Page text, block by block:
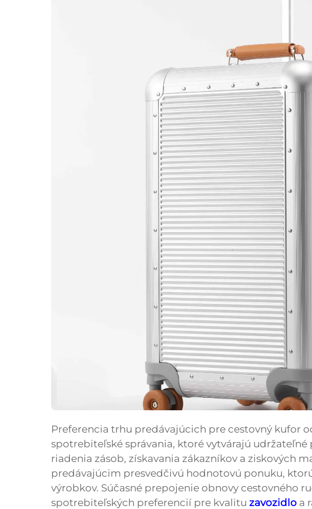
Preferencia trhu predávajúcich pre cestovný kufor
spotrebiteľské správania, ktoré vytvárajú
riadenia zásob, získavania zákazníkov a ziskových
predávajúcim presvedčivú hodnotovú ponuku,
výrobkov. Súčasné prepojenie obnovy cestovného
spotrebiteľských preferencií pre kvalitu zavozidlo a